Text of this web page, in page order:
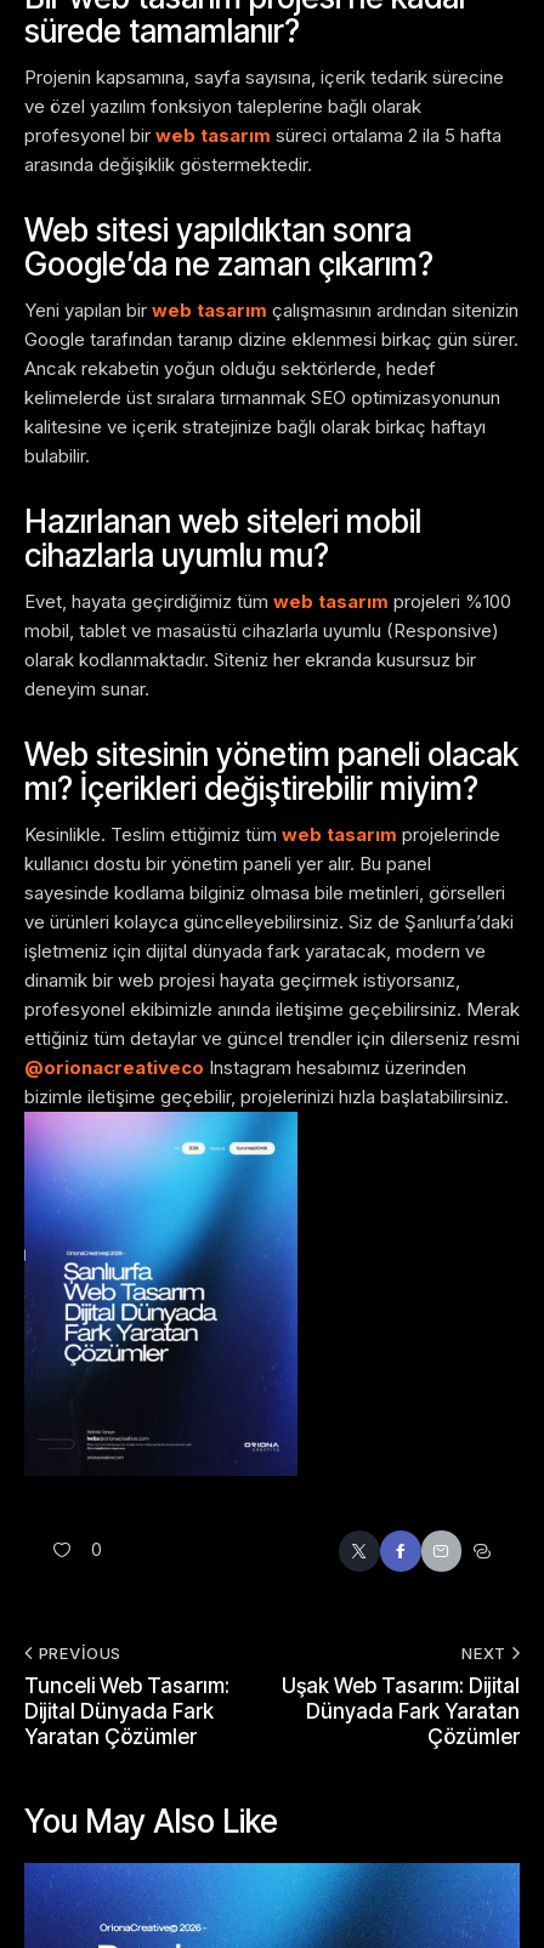
sürede tamamlanır?
Projenin kapsamına, sayfa sayısına, içerik tedarik sürecine
ve özel yazılım fonksiyon taleplerine bağlı olarak
profesyonel bir web tasarım süreci ortalama 2 ila 5 hafta
arasında değişiklik göstermektedir.
Web sitesi yapıldıktan sonra
Google’da ne zaman çıkarım?
Yeni yapılan bir web tasarım çalışmasının ardından sitenizin
Google tarafından taranıp dizine eklenmesi birkaç gün sürer.
Ancak rekabetin yoğun olduğu sektörlerde, hedef
kelimelerde üst sıralara tırmanmak SEO optimizasyonunun
kalitesine ve içerik stratejinize bağlı olarak birkaç haftayı
bulabilir.
Hazırlanan web siteleri mobil
cihazlarla uyumlu mu?
Evet, hayata geçirdiğimiz tüm web tasarım projeleri %100
mobil, tablet ve masaüstü cihazlarla uyumlu (Responsive)
olarak kodlanmaktadır. Siteniz her ekranda kusursuz bir
deneyim sunar.
Web sitesinin yönetim paneli olacak
mı? İçerikleri değiştirebilir miyim?
Kesinlikle. Teslim ettiğimiz tüm web tasarım projelerinde
kullanıcı dostu bir yönetim paneli yer alır. Bu panel
sayesinde kodlama bilginiz olmasa bile metinleri, görselleri
ve ürünleri kolayca güncelleyebilirsiniz. Siz de Şanlıurfa’daki
işletmeniz için dijital dünyada fark yaratacak, modern ve
dinamik bir web projesi hayata geçirmek istiyorsanız,
profesyonel ekibimizle anında iletişime geçebilirsiniz. Merak
ettiğiniz tüm detaylar ve güncel trendler için dilerseniz resmi
@orionacreativeco Instagram hesabımız üzerinden
bizimle iletişime geçebilir, projelerinizi hızla başlatabilirsiniz.
0
PREVIOUS
Tunceli Web Tasarım:
Dijital Dünyada Fark
Yaratan Çözümler
NEXT
Uşak Web Tasarım: Dijital
Dünyada Fark Yaratan
Çözümler
You May Also Like